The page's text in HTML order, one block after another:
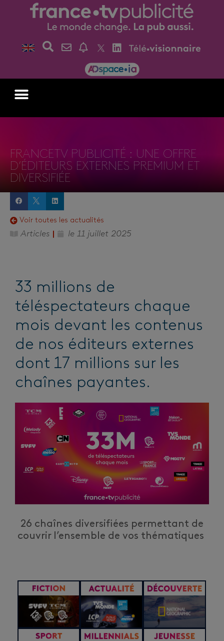
FRANCETV PUBLICITÉ : UNE OFFRE
D’ÉDITEURS EXTERNES PREMIUM ET
DIVERSIFIÉE
Voir toutes les actualités
Articles le 11 juillet 2025
33 millions de
téléspectateurs chaque
mois devant les contenus
de nos éditeurs externes
dont 17 millions sur les
chaînes payantes.
26 chaînes diversifiées permettant de
couvrir l’ensemble de vos thématiques